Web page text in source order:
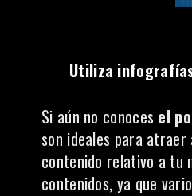
Utiliza
Si aún no conoces el
son ideales para
contenido relativo a tu
contenidos, ya que